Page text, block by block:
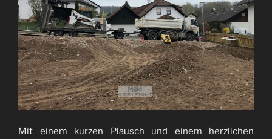
Mit einem kurzen Plausch und einem herzlichen